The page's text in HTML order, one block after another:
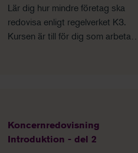
Lär dig hur mindre företag ska
redovisa enligt regelverket K3.
Kursen är till för dig som arbetar
Koncernredovisning
Introduktion - del 2